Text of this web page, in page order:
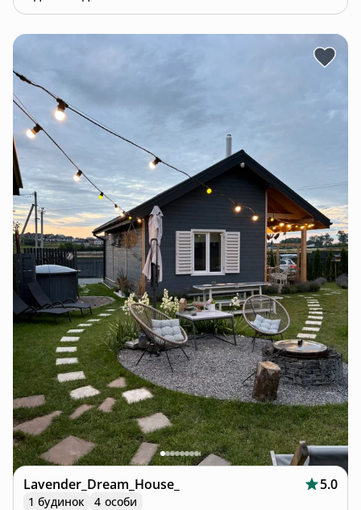
Lavender_Dream_House_ 5.0
1 будинок
4 особи